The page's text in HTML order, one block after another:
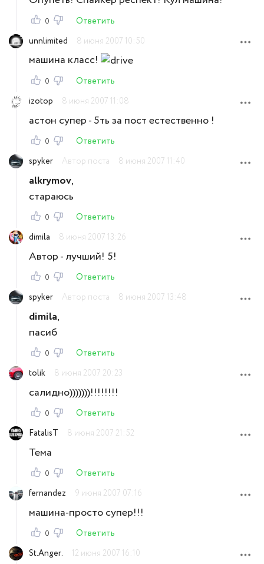
0
Ответить
unnlimited
8 июня 2007 10:50
машина класс!
0
Ответить
izotop
8 июня 2007 11:08
астон супер - 5ть за пост естественно !
0
Ответить
spyker
Автор поста 8 июня 2007 11:40
alkrymov,
стараюсь
0
Ответить
dimila
8 июня 2007 13:26
Автор - лучший! 5!
0
Ответить
spyker
Автор поста 8 июня 2007 13:48
dimila,
пасиб
0
Ответить
tolik
8 июня 2007 20:23
салидно)))))))!!!!!!!!
0
Ответить
FatalisT
8 июня 2007 21:52
Тема
0
Ответить
fernandez
9 июня 2007 07:16
машина-просто супер!!!
0
Ответить
St.Anger.
12 июня 2007 16:10